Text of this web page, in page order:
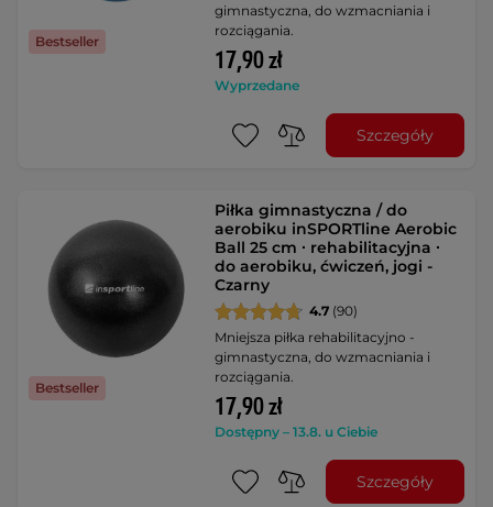
Bestseller
gimnastyczna, do wzmacniania i
rozciągania.
17,90 zł
Wyprzedane
Szczegóły
Bestseller
Piłka gimnastyczna / do
aerobiku inSPORTline Aerobic
Ball 25 cm ∙ rehabilitacyjna ∙
do aerobiku, ćwiczeń, jogi -
Czarny
4.7 (90)
Mniejsza piłka rehabilitacyjno -
gimnastyczna, do wzmacniania i
rozciągania.
17,90 zł
Dostępny – 13.8. u Ciebie
Szczegóły